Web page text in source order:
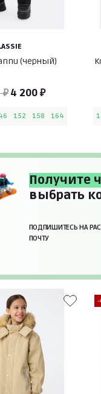
(черный)
₽ 4 200 ₽
152 158 164
Получите
выбрать
ПОДПИШИТЕСЬ НА
ПОЧТУ
-